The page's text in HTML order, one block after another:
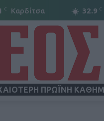
C Καρδίτσα 32.9 C
ΠΡΩΪΝΗ